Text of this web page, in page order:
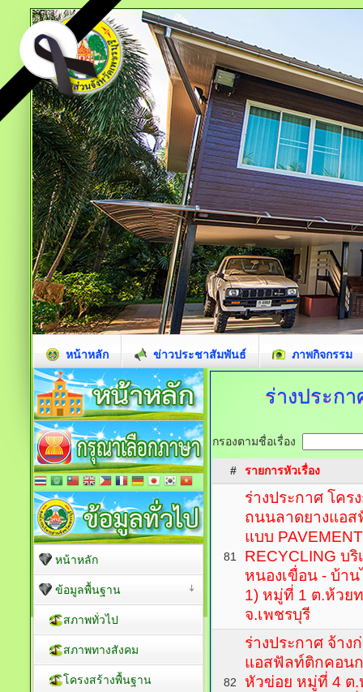
หน้าหลัก ข่าวประชาสัมพันธ์ ภาพกิจกรรม
ร่างประก
กรองตามชื่อเรื่อง
# รายการหัวเรื่อง
81
ร่างประกาศ โคร
ถนนลาดยางแอ
แบบ
RECYCLING บ
หนองเขื่อน - บ้า
1) หมู่ที่ 1 ต.ห้วย
จ.เพชรบุรี
82
ร่างประกาศ จ้าง
แอสฟัลท์ติกคอน
หัวข่อย หมู่ที่ 4 ต
หน้าหลัก
ข้อมูลพื้นฐาน
สภาพทั่วไป
สภาพทางสังคม
โครงสร้างพื้นฐาน